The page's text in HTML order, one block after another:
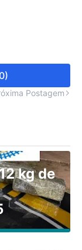
Postagem
kg de